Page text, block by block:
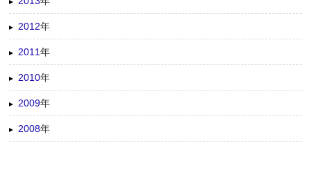
2012年
2011年
2010年
2009年
2008年